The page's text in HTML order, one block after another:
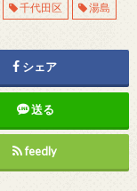
千代田区 湯島
シェア
送る
feedly